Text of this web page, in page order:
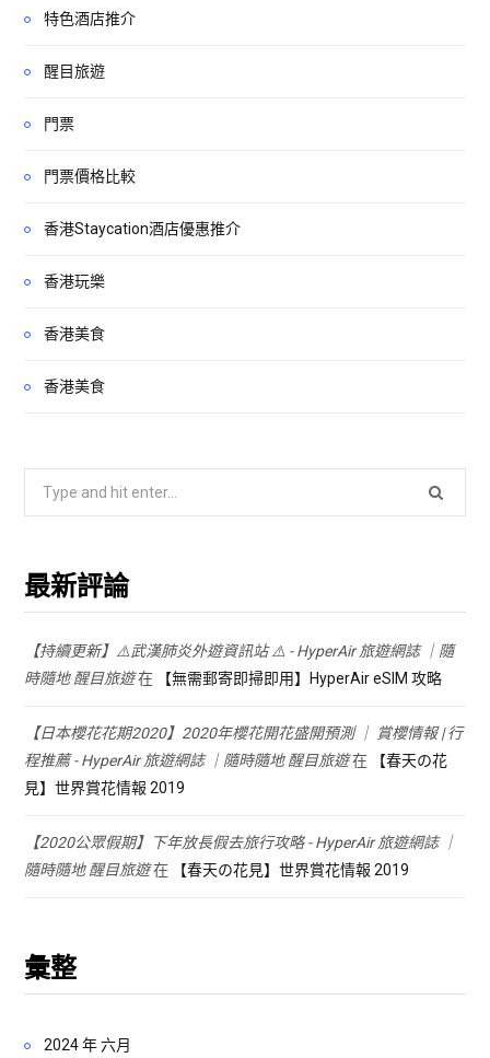
特色酒店推介
醒目旅遊
門票
門票價格比較
香港Staycation酒店優惠推介
香港玩樂
香港美食
香港美食
最新評論
【持續更新】⚠️武漢肺炎外遊資訊站 ⚠️ - HyperAir 旅遊網誌 ｜隨
時隨地 醒目旅遊在 【無需郵寄即掃即用】HyperAir eSIM 攻略
【日本櫻花花期2020】2020年櫻花開花盛開預測 ｜ 賞櫻情報 | 行
程推薦 - HyperAir 旅遊網誌 ｜隨時隨地 醒目旅遊在
【春天の花
見】世界賞花情報 2019
【2020公眾假期】下年放長假去旅行攻略 - HyperAir 旅遊網誌 ｜
隨時隨地 醒目旅遊在 【春天の花見】世界賞花情報 2019
彙整
2024 年 六月